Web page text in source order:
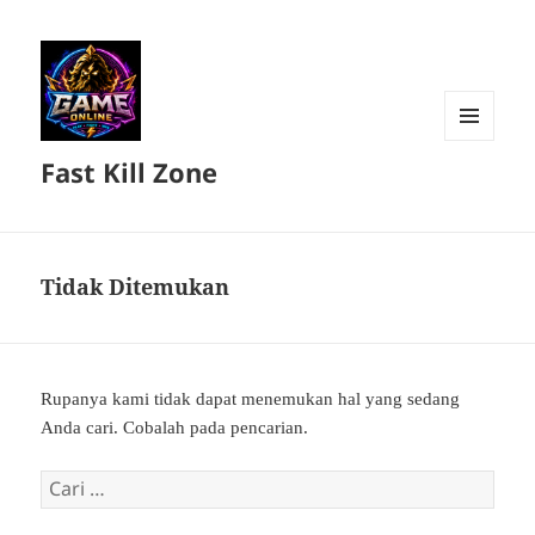
Fast Kill Zone
Tidak Ditemukan
Rupanya kami tidak dapat menemukan hal yang sedang
Anda cari. Cobalah pada pencarian.
Cari
untuk: